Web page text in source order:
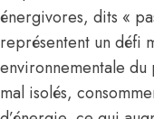
énergivores, dits «
représentent un défi
environnementale du
mal isolés,